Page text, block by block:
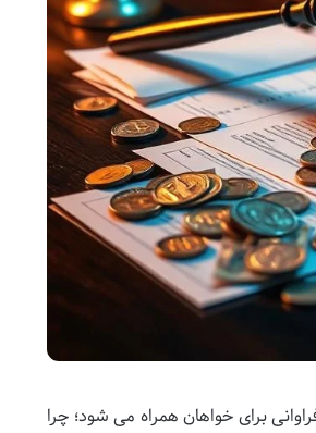
برای خواهان همراه می شود؛ چرا